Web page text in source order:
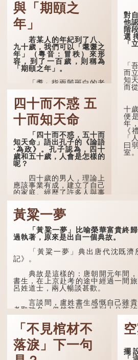
與「期頤之
年」
若某人的年紀到了八、
九十歲，我們可以「耄耋之
年」（粵音：冒秩）來形
容，到了一百歲，則稱為
「期頤之年」。
「耄」指兩鬢斑白的老
人家，亦含有思想紊亂的意
思；「耋」更有跌倒的意
思，也是用來形容老人家
的。
曹操《對酒歌》就曾寫
道：「耄耋皆得以壽終，恩
澤廣及草木昆蟲。」
到了一百歲呢？
那麼就可以稱為「期
頤」。《禮記.曲禮上》：
「百年曰期頤。」鄭玄註：
「期，猶要也；頤，養也。
不知衣服食味，孝子要盡養
道...
四十而不惑 五
十而知天命
「四十而不惑，五十而
知天命」語出孔子的《論語
·為政》。孔子認為，四十
歲和五十歲，人會是怎樣的
呢？
四十歲的男人，理論上
應該事業有成，建立了自己
的家庭。經歷了許多人與事
之後，對事物有了自己的判
斷能力，不會輕易為表象所
迷惑。
孔子在《論語·子罕》
也說：「知者不惑，仁者不
憂，勇者不懼。」「知」與
智慧的「智」相通，四十歲
的男人應已累積足夠智慧，
不再對自己的人生感到困
惑、憂慮與恐懼。
對
他
階
選
「
孔
「
而
知
而
在
十
便
年
《
「
曰
室
黃粱一夢
「黃粱一夢」比喻榮華富貴終歸
過執著，原來是出自一個典故。
「黃粱一夢」典出唐代沈既濟
記》。
典故是這樣的：唐朝開元年間，
書生，在上京赴考的途中經過一間
呂姓道士，兩人暢談甚歡。
言談間，盧姓書生感慨自己雖貴
考取功名，仍然貧困，感到十分落
青瓷枕頭，讓...
「不見棺材不
落淚」下一句
擺